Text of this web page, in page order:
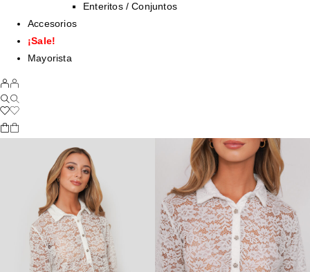
Enteritos / Conjuntos
Accesorios
¡Sale!
Mayorista